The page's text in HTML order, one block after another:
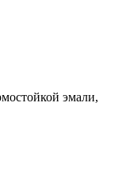
эмали,